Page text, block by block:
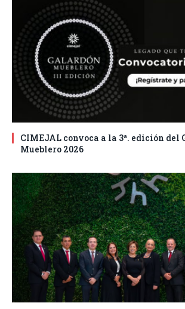
CIMEJAL convoca a la 3ª. edición del
Mueblero 2026